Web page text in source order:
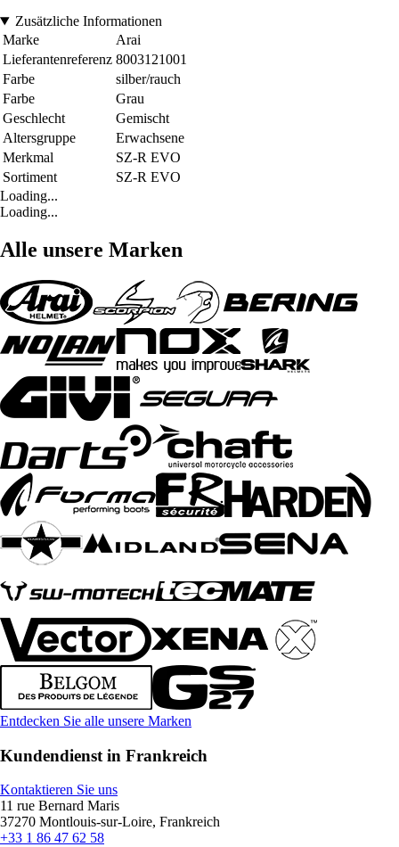
Zusätzliche Informationen
Marke
Arai
Lieferantenreferenz 8003121001
Farbe
silber/rauch
Farbe
Grau
Geschlecht
Gemischt
Altersgruppe
Erwachsene
Merkmal
SZ-R EVO
Sortiment
SZ-R EVO
Loading...
Loading...
Alle unsere Marken
Entdecken Sie alle unsere Marken
Kundendienst in Frankreich
Kontaktieren Sie uns
11 rue Bernard Maris
37270 Montlouis-sur-Loire, Frankreich
+33 1 86 47 62 58